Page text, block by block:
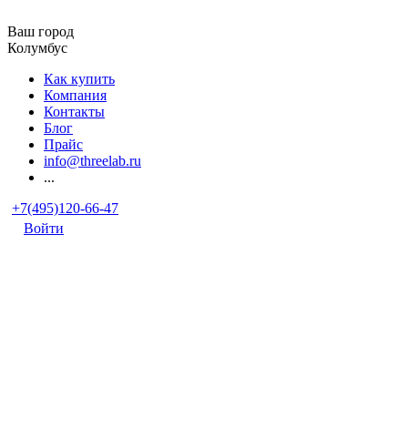
Ваш город
Колумбус
Как купить
Компания
Контакты
Блог
Прайс
info@threelab.ru
...
+7(495)120-66-47
Войти